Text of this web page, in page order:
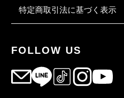
特定商取引法に基づく表示
FOLLOW US